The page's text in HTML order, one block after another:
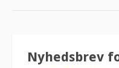
Nyhedsbrev